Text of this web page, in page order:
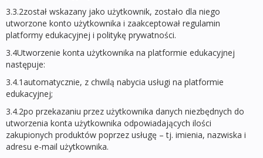
3.3.2został wskazany jako użytkownik, zostało dla niego
utworzone konto użytkownika i zaakceptował regulamin
platformy edukacyjnej i politykę prywatności.
3.4Utworzenie konta użytkownika na platformie edukacyjnej
następuje:
3.4.1automatycznie, z chwilą nabycia usługi na platformie
edukacyjnej;
3.4.2po przekazaniu przez użytkownika danych niezbędnych do
utworzenia konta użytkownika odpowiadających ilości
zakupionych produktów poprzez usługę – tj. imienia, nazwiska i
adresu e-mail użytkownika.